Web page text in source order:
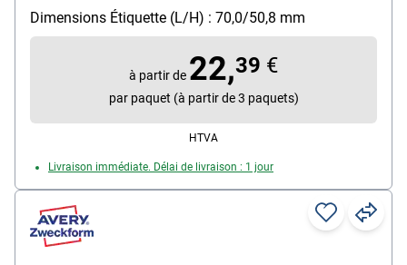
imprimantes jet d'encre (N/B), laser (N/B et couleur)
et photocopieuses (N/B)
Particularités : décollable sans laisser de traces,
avec perforation de sécurité
Type d'adhérence : adhésif et redécollable
Dimensions Étiquette (L/H) : 70,0/50,8 mm
à partir de 22,39 €
par paquet (à partir de 3 paquets)
HTVA
Livraison immédiate. Délai de livraison : 1 jour